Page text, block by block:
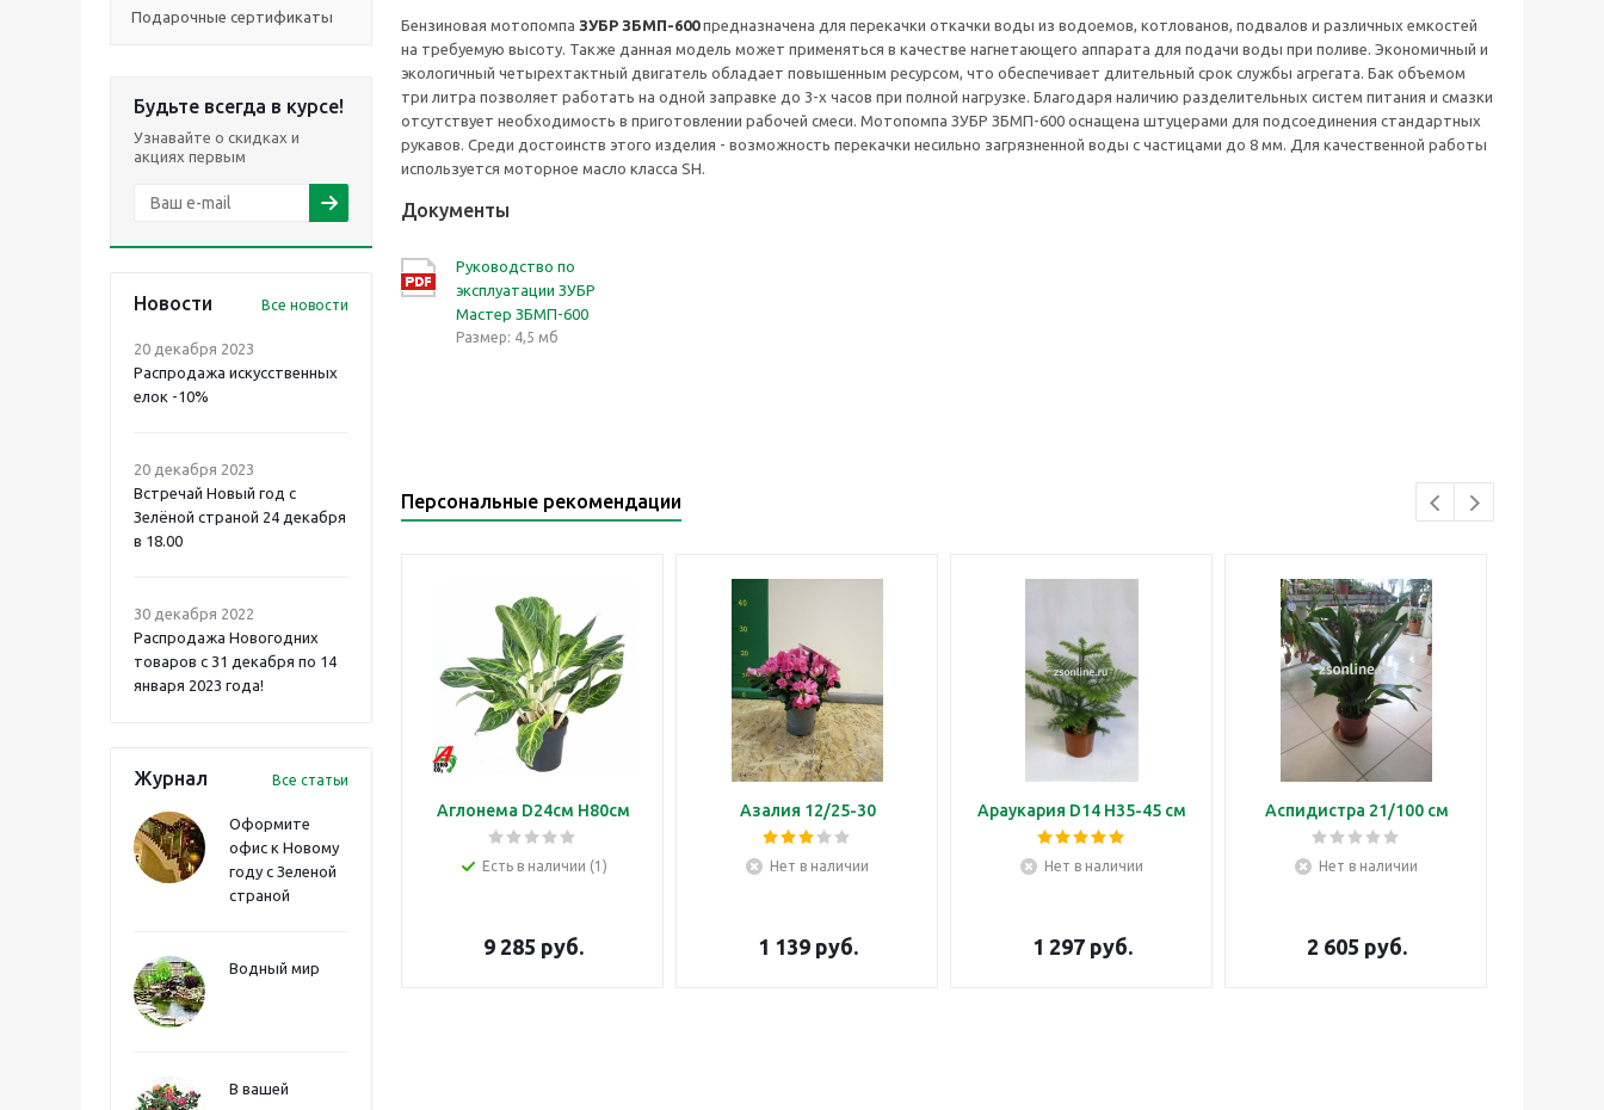
Подарочные сертификаты
Будьте всегда в курсе!
Узнавайте о скидках и
акциях первым
Новости Все новости
20 декабря 2023
Распродажа искусственных
елок -10%
20 декабря 2023
Встречай Новый год с
Зелёной страной 24 декабря
в 18.00
30 декабря 2022
Распродажа Новогодних
товаров с 31 декабря по 14
января 2023 года!
Журнал Все статьи
Оформите
офис к Новому
году с Зеленой
страной
Водный мир
В вашей
Бензиновая мотопомпа ЗУБР ЗБМП-600предназначена для перекачки откачки воды из водоемов, котлованов, подвалов и различных емкостей
на требуемую высоту. Также данная модель может применяться в качестве нагнетающего аппарата для подачи воды при поливе. Экономичный и
экологичный четырехтактный двигатель обладает повышенным ресурсом, что обеспечивает длительный срок службы агрегата. Бак объемом
три литра позволяет работать на одной заправке до 3-х часов при полной нагрузке. Благодаря наличию разделительных систем питания и смазки
отсутствует необходимость в приготовлении рабочей смеси. Мотопомпа ЗУБР ЗБМП-600 оснащена штуцерами для подсоединения стандартных
рукавов. Среди достоинств этого изделия - возможность перекачки несильно загрязненной воды с частицами до 8 мм. Для качественной работы
используется моторное масло класса SH.
Документы
Руководство по
эксплуатации ЗУБР
Мастер ЗБМП-600
Размер: 4,5 мб
Персональные рекомендации
Аглонема D24см H80см
Есть в наличии (1)
9 285 руб.
Азалия 12/25-30
Нет в наличии
1 139руб.
Араукария D14 H35-45 см
Нет в наличии
1 297руб.
Аспидистра 21/100 см
Нет в наличии
2 605 руб.